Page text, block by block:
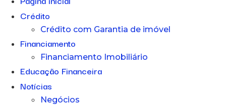
Crédito
Crédito com Garantia de imóvel
Financiamento
Financiamento Imobiliário
Educação Financeira
Notícias
Negócios